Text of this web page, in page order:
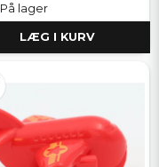
På lager
LÆG I KURV